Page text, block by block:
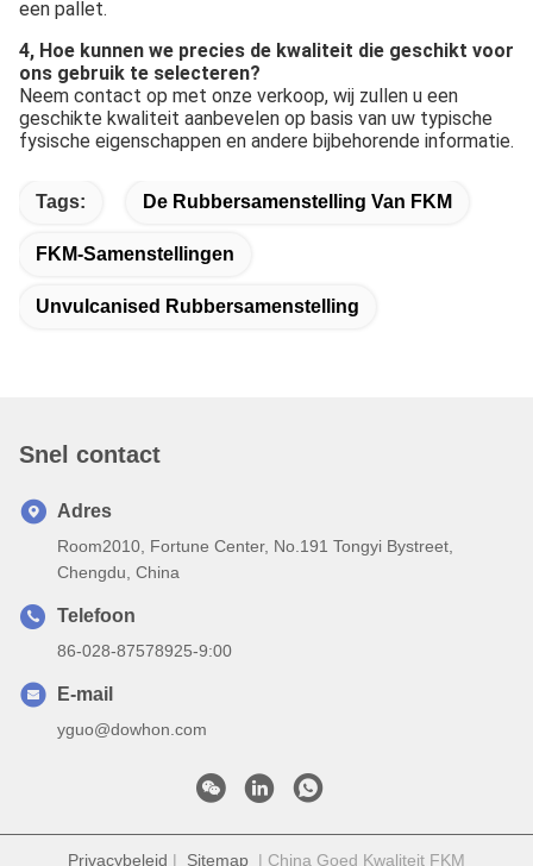
Neem contact op met onze verkoop, wij zullen u een
geschikte kwaliteit aanbevelen op basis van uw typische
fysische eigenschappen en andere bijbehorende informatie.
Tags: De Rubbersamenstelling Van FKM
Adres
Chengdu, China
Telefoon
86-028-87578925-9:00
E-mail
yguo@dowhon.com
Sitemap | China Goed Kwaliteit FKM